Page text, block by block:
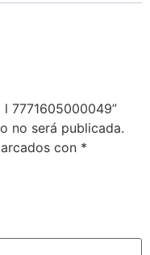
7771605000049”
no será publicada.
con *